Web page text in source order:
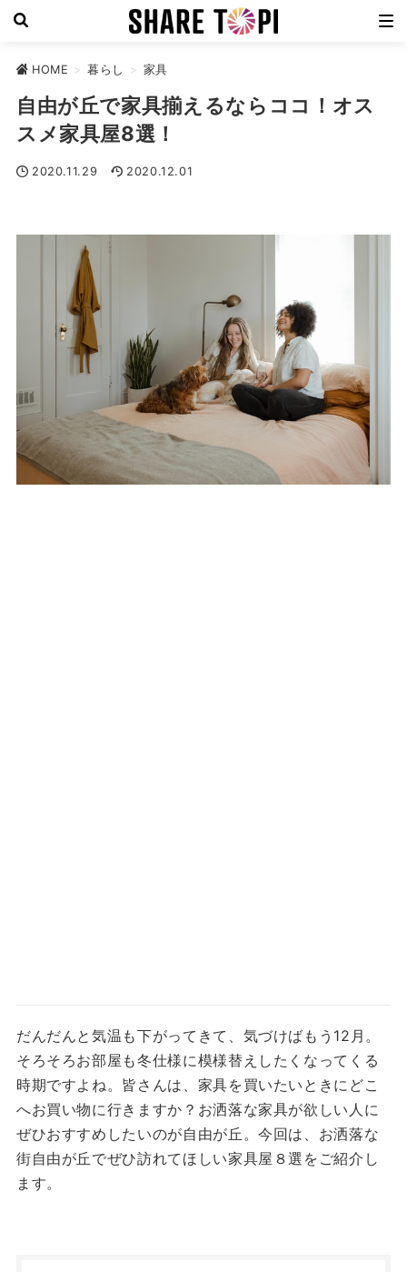
HOME > 暮らし > 家具
自由が丘で家具揃えるならココ！オス
スメ家具屋8選！
2020.11.29 2020.12.01
だんだんと気温も下がってきて、気づけばもう12月。
そろそろお部屋も冬仕様に模様替えしたくなってくる
時期ですよね。皆さんは、家具を買いたいときにどこ
へお買い物に行きますか？お洒落な家具が欲しい人に
ぜひおすすめしたいのが自由が丘。今回は、お洒落な
街自由が丘でぜひ訪れてほしい家具屋８選をご紹介し
ます。